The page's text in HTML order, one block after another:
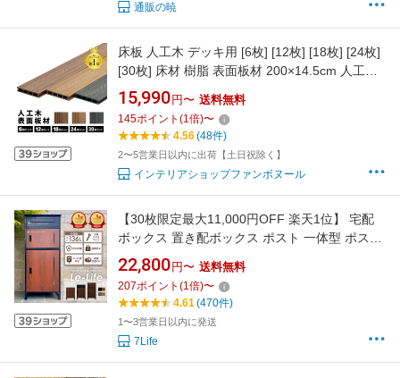
通販の暁
床板 人工木 デッキ用 [6枚] [12枚] [18枚] [24枚]
[30枚] 床材 樹脂 表面板材 200×14.5cm 人工木
デッキ ウッドデッキ DIY 人工木 おしゃれ キッ
ト ガーデンデッキ ステージ 庭 縁台 組み立て
水洗い 送料無料
15,990 円〜 送料無料
145ポイント (1倍)〜
4.56(48件)
2〜5営業日以内に出荷【土日祝除く】
インテリアショップファンボヌール
【30枚限定最大11,000円OFF 楽天1位】 宅配
ボックス 置き配ボックス ポスト 一体型 ポスト
大容量 大型 特大 3段 おしゃれ カスタマイズ 宅
配ボックス 置き配ボックス 防水 戸建て 一戸建
て用 屋外用 複数投函 ワンプッシュ施錠
22,800 円〜 送料無料
207ポイント (1倍)〜
4.61(470件)
1〜3営業日以内に発送
7Life